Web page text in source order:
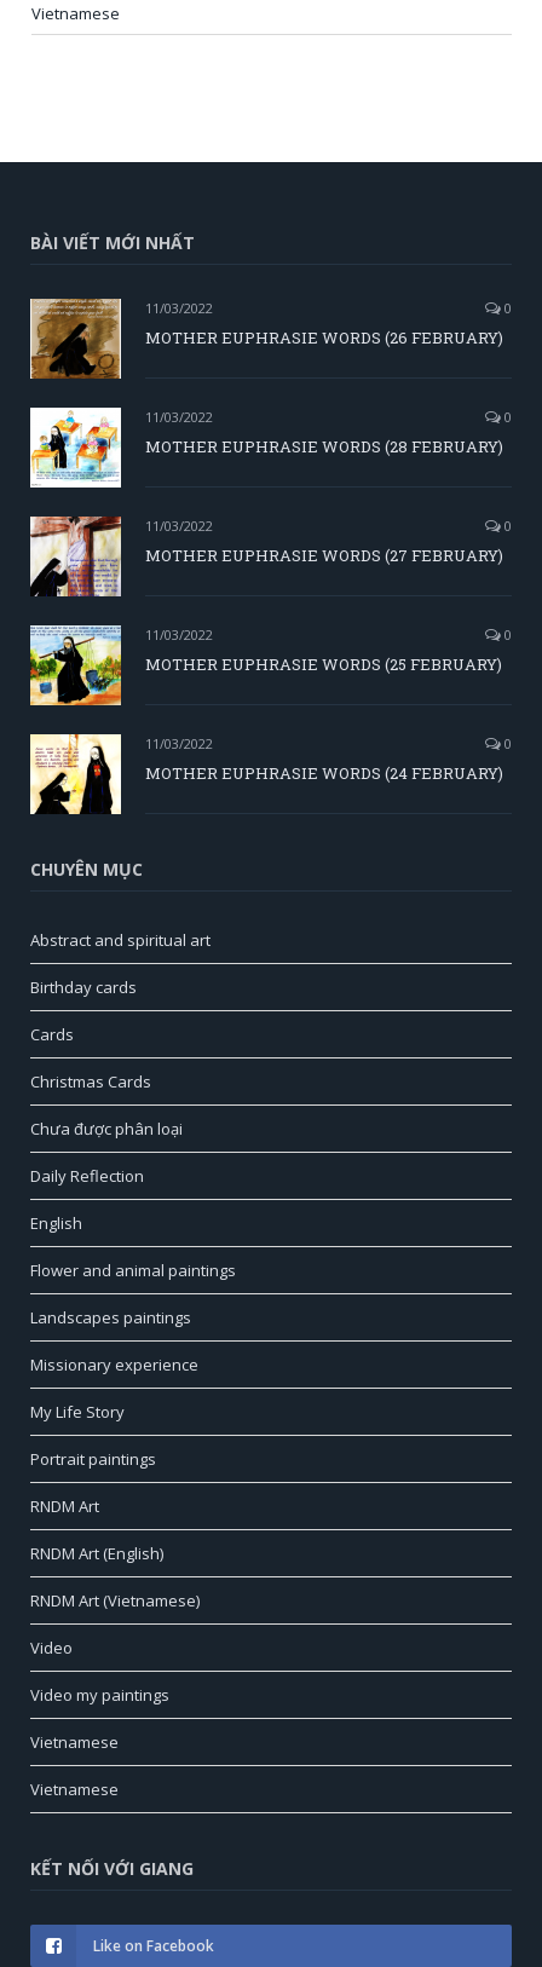
Vietnamese
BÀI VIẾT MỚI NHẤT
11/03/2022 0
MOTHER EUPHRASIE WORDS (26 FEBRUARY)
11/03/2022 0
MOTHER EUPHRASIE WORDS (28 FEBRUARY)
11/03/2022 0
MOTHER EUPHRASIE WORDS (27 FEBRUARY)
11/03/2022 0
MOTHER EUPHRASIE WORDS (25 FEBRUARY)
11/03/2022 0
MOTHER EUPHRASIE WORDS (24 FEBRUARY)
CHUYÊN MỤC
Abstract and spiritual art
Birthday cards
Cards
Christmas Cards
Chưa được phân loại
Daily Reflection
English
Flower and animal paintings
Landscapes paintings
Missionary experience
My Life Story
Portrait paintings
RNDM Art
RNDM Art (English)
RNDM Art (Vietnamese)
Video
Video my paintings
Vietnamese
Vietnamese
KẾT NỐI VỚI GIANG
Like on Facebook